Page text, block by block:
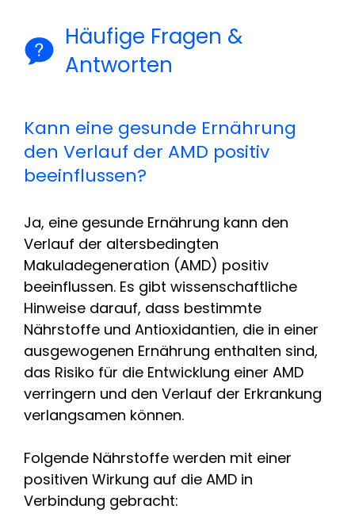
Häufige Fragen &
Antworten
Kann eine gesunde Ernährung
den Verlauf der AMD positiv
beeinflussen?
Ja, eine gesunde Ernährung kann den
Verlauf der altersbedingten
Makuladegeneration (AMD) positiv
beeinflussen. Es gibt wissenschaftliche
Hinweise darauf, dass bestimmte
Nährstoffe und Antioxidantien, die in einer
ausgewogenen Ernährung enthalten sind,
das Risiko für die Entwicklung einer AMD
verringern und den Verlauf der Erkrankung
verlangsamen können.
Folgende Nährstoffe werden mit einer
positiven Wirkung auf die AMD in
Verbindung gebracht: